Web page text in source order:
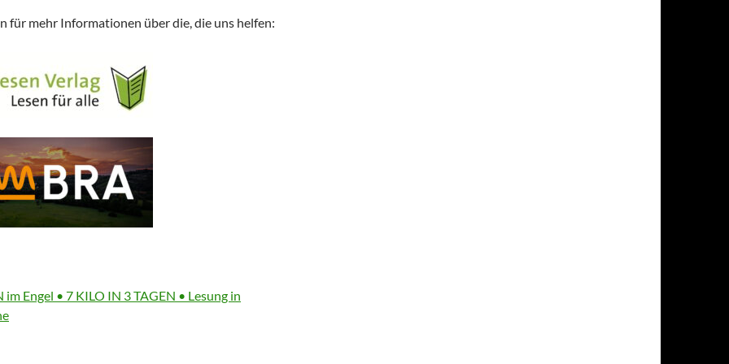
für mehr Informationen über die, die uns helfen:
im Engel • 7 KILO IN 3 TAGEN • Lesung in